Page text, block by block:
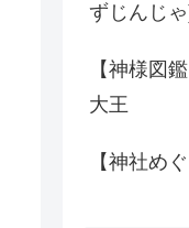
ずじんじ
【神様図
大王
【神社め